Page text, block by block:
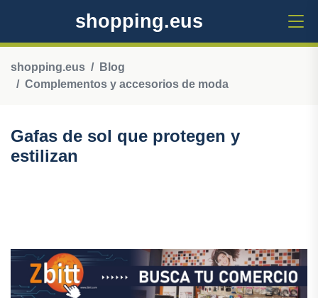
shopping.eus
shopping.eus
Blog
Complementos y accesorios de moda
Gafas de sol que protegen y
estilizan